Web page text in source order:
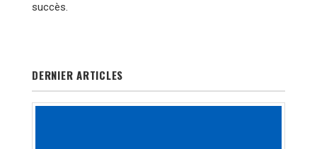
succès.
DERNIER ARTICLES